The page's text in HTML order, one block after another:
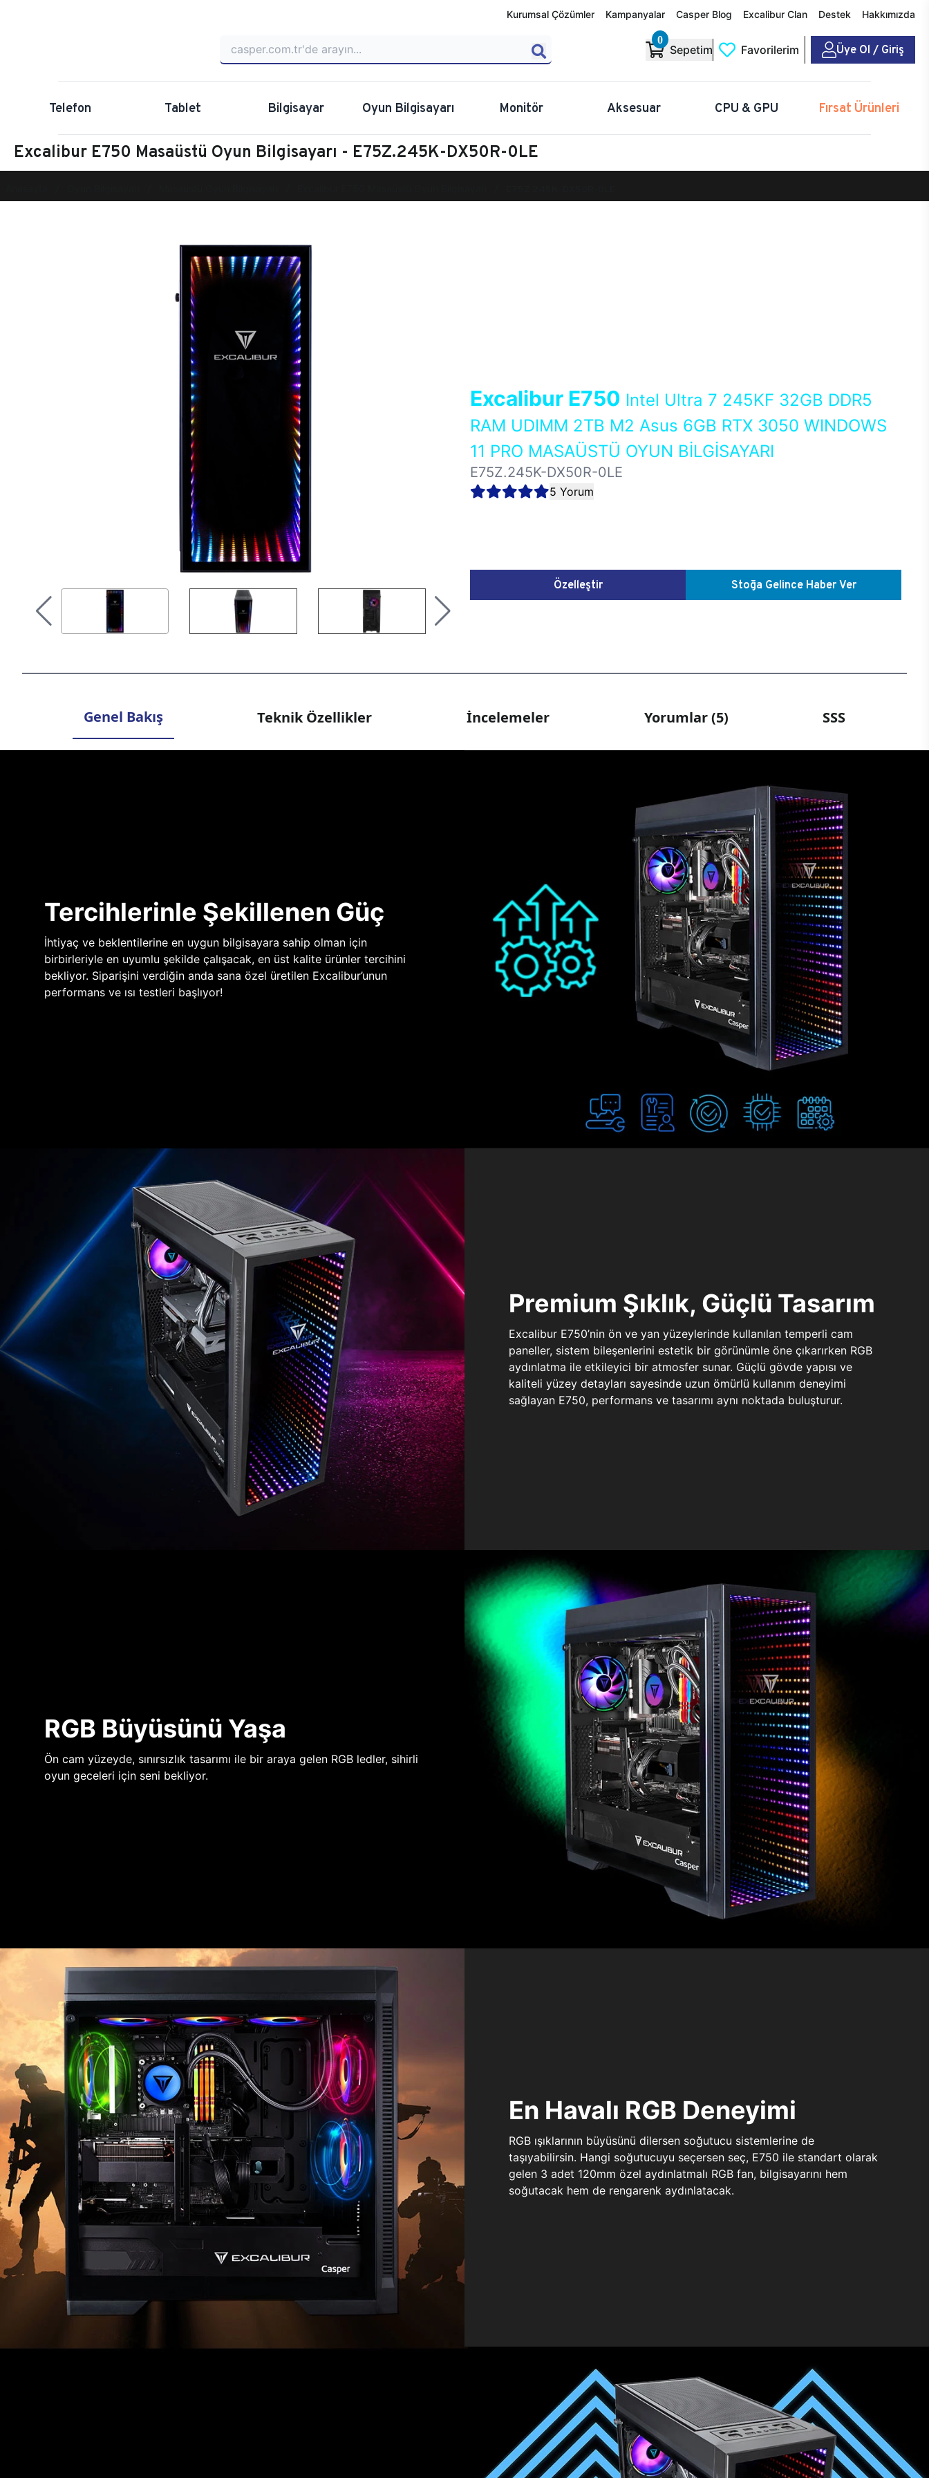
Kurumsal Çözümler Kampanyalar Casper Blog Excalibur Clan Destek Hakkımızda
0
Sepetim Favorilerim Üye Ol / Giriş
Telefon Tablet Bilgisayar Oyun Bilgisayarı Monitör Aksesuar CPU & GPU Fırsat Ürünleri
Excalibur E750 Masaüstü Oyun Bilgisayarı - E75Z.245K-DX50R-0LE
Excalibur E750 Intel Ultra 7 245KF 32GB DDR5
RAM UDIMM 2TB M2 Asus 6GB RTX 3050 WINDOWS
11 PRO MASAÜSTÜ OYUN BİLGİSAYARI
E75Z.245K-DX50R-0LE
5 Yorum
Özelleştir Stoğa Gelince Haber Ver
Genel Bakış Teknik Özellikler İncelemeler Yorumlar (5) SSS
Tercihlerinle Şekillenen Güç
İhtiyaç ve beklentilerine en uygun bilgisayara sahip olman için
birbirleriyle en uyumlu şekilde çalışacak, en üst kalite ürünler tercihini
bekliyor. Siparişini verdiğin anda sana özel üretilen Excalibur’unun
performans ve ısı testleri başlıyor!
Premium Şıklık, Güçlü Tasarım
Excalibur E750’nin ön ve yan yüzeylerinde kullanılan temperli cam
paneller, sistem bileşenlerini estetik bir görünümle öne çıkarırken RGB
aydınlatma ile etkileyici bir atmosfer sunar. Güçlü gövde yapısı ve
kaliteli yüzey detayları sayesinde uzun ömürlü kullanım deneyimi
sağlayan E750, performans ve tasarımı aynı noktada buluşturur.
RGB Büyüsünü Yaşa
Ön cam yüzeyde, sınırsızlık tasarımı ile bir araya gelen RGB ledler, sihirli
oyun geceleri için seni bekliyor.
En Havalı RGB Deneyimi
RGB ışıklarının büyüsünü dilersen soğutucu sistemlerine de
taşıyabilirsin. Hangi soğutucuyu seçersen seç, E750 ile standart olarak
gelen 3 adet 120mm özel aydınlatmalı RGB fan, bilgisayarını hem
soğutacak hem de rengarenk aydınlatacak.